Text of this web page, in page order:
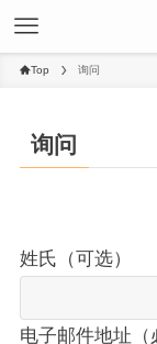
Top 询问
询问
姓氏（可选）
电子邮件地址（